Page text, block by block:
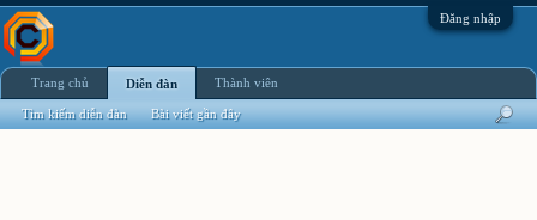
Đăng nhập
Trang chủ Diễn đàn
Tìm kiếm diễn đàn Bài viết gần đây
Thành viên